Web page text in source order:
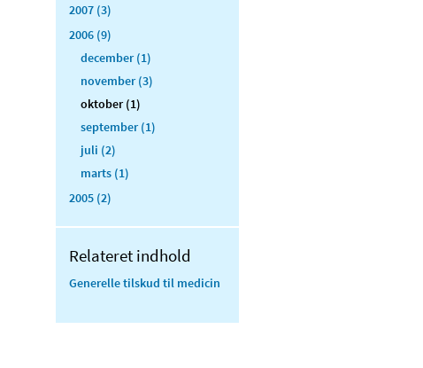
2007 (3)
2006 (9)
december (1)
november (3)
oktober (1)
september (1)
juli (2)
marts (1)
2005 (2)
Relateret indhold
Generelle tilskud til medicin